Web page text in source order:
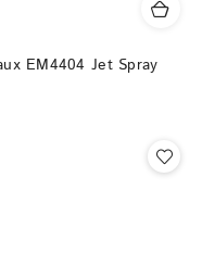
EM4404 Jet Spray